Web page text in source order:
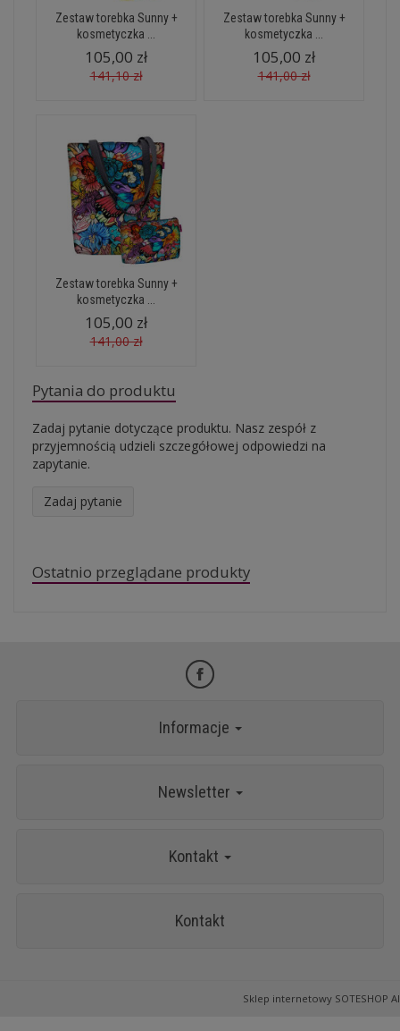
Zestaw torebka Sunny +
kosmetyczka ...
105,00 zł
141,10 zł
Zestaw torebka Sunny +
kosmetyczka ...
105,00 zł
141,00 zł
Zestaw torebka Sunny +
kosmetyczka ...
105,00 zł
141,00 zł
Pytania do produktu
Zadaj pytanie dotyczące produktu. Nasz zespół z
przyjemnością udzieli szczegółowej odpowiedzi na
zapytanie.
Zadaj pytanie
Ostatnio przeglądane produkty
Informacje
Newsletter
Kontakt
Kontakt
Sklep internetowy SOTESHOP AI